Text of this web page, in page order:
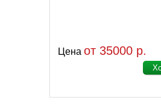
Ценаот 35000 р.